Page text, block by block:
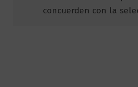
concuerden con la